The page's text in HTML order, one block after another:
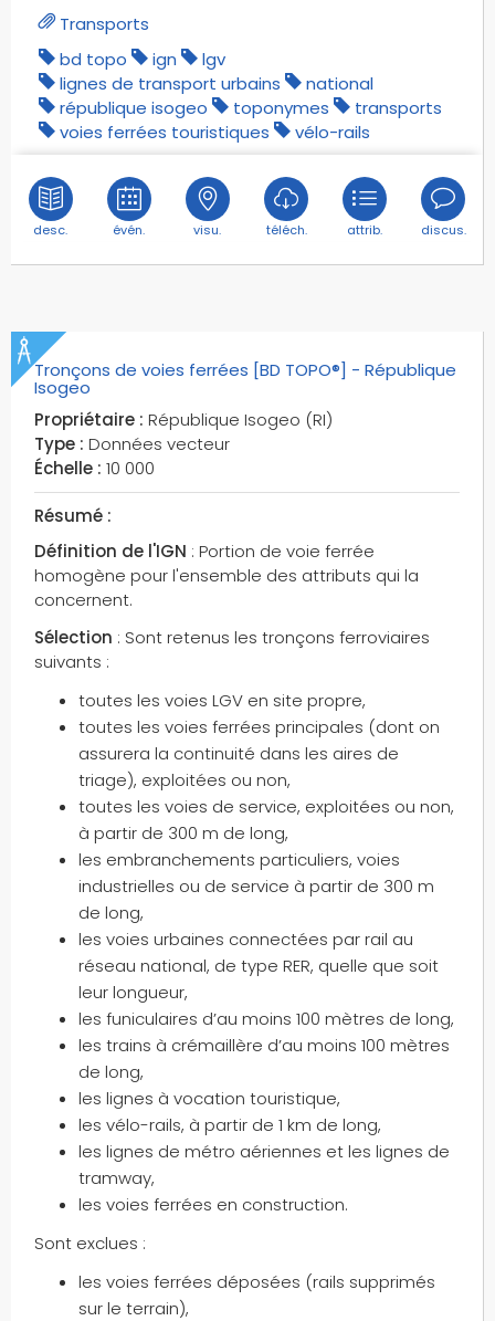
Transports
bd topo
ign
lgv
lignes de transport urbains
national
république isogeo
toponymes
transports
voies ferrées touristiques
vélo-rails
desc. évén. visu. téléch. attrib. discus.
Tronçons de voies ferrées [BD TOPO®] - République
Isogeo
Propriétaire : République Isogeo (RI)
Type : Données vecteur
Échelle : 10 000
Résumé :
Définition de l'IGN : Portion de voie ferrée
homogène pour l'ensemble des attributs qui la
concernent.
Sélection : Sont retenus les tronçons ferroviaires
suivants :
toutes les voies LGV en site propre,
toutes les voies ferrées principales (dont on
assurera la continuité dans les aires de
triage), exploitées ou non,
toutes les voies de service, exploitées ou non,
à partir de 300 m de long,
les embranchements particuliers, voies
industrielles ou de service à partir de 300 m
de long,
les voies urbaines connectées par rail au
réseau national, de type RER, quelle que soit
leur longueur,
les funiculaires d’au moins 100 mètres de long,
les trains à crémaillère d’au moins 100 mètres
de long,
les lignes à vocation touristique,
les vélo-rails, à partir de 1 km de long,
les lignes de métro aériennes et les lignes de
tramway,
les voies ferrées en construction.
Sont exclues :
les voies ferrées déposées (rails supprimés
sur le terrain),